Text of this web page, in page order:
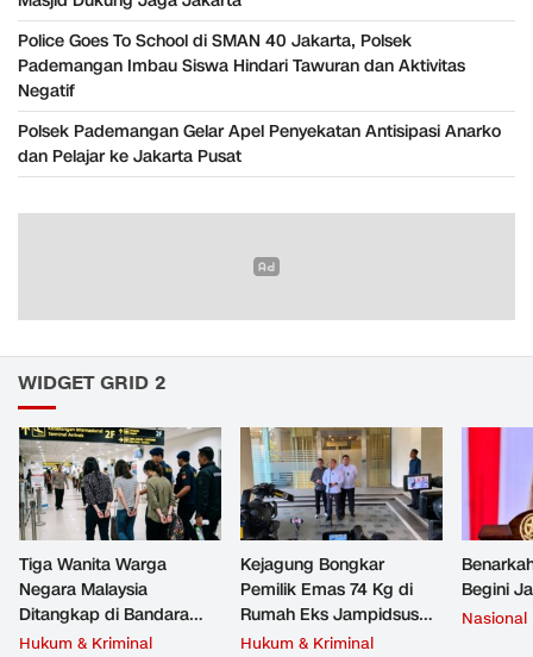
Police Goes To School di SMAN 40 Jakarta, Polsek
Pademangan Imbau Siswa Hindari Tawuran dan Aktivitas
Negatif
Polsek Pademangan Gelar Apel Penyekatan Antisipasi Anarko
dan Pelajar ke Jakarta Pusat
WIDGET GRID 2
Tiga Wanita Warga
Negara Malaysia
Ditangkap di Bandara
Soetta, Bawa Beragam
Hukum & Kriminal
Kejagung Bongkar
Pemilik Emas 74 Kg di
Rumah Eks Jampidsus
Febrie Adriansyah
Hukum & Kriminal
Begini
Nasional